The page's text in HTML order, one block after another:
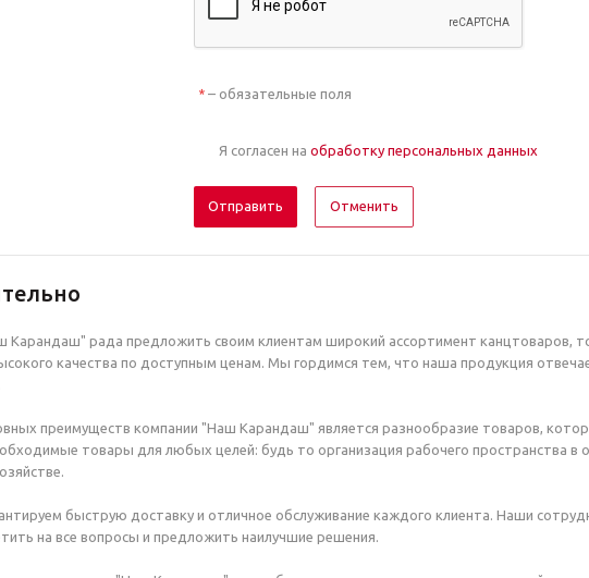
*– обязательные поля
Я согласен на обработку персональных данных
Отменить
Карандаш" рада предложить своим клиентам широкий ассортимент канцтоваров,
качества по доступным ценам. Мы гордимся тем, что наша продукция
преимуществ компании "Наш Карандаш" является разнообразие товаров,
товары для любых целей: будь то организация рабочего пространства в
быструю доставку и отличное обслуживание каждого клиента. Наши
на все вопросы и предложить наилучшие решения.